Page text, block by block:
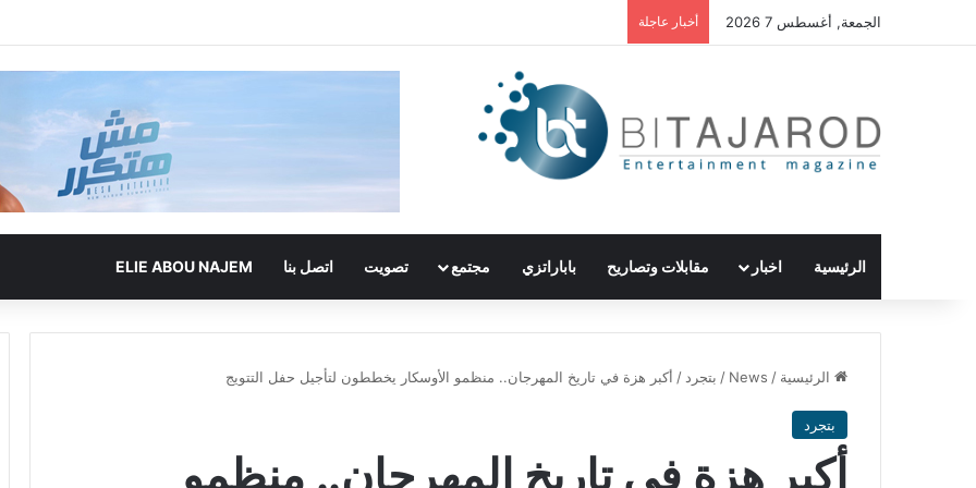
الجمعة, أغسطس 7 2026 أخبار عاجلة
الرئيسية اخبار مقابلات وتصاريح باباراتزي مجتمع تصويت اتصل بنا ELIE ABOU NAJEM
الرئيسية /
News
/ بتجرد / أكبر هزة في تاريخ المهرجان.. منظمو الأوسكار يخططون لتأجيل حفل التتويج
بتجرد
أكبر هزة في تاريخ المهرجان.. منظمو